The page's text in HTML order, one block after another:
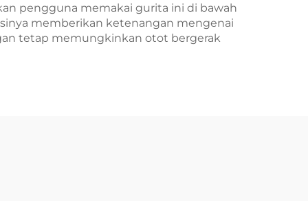
pengguna memakai gurita ini di bawah
memberikan ketenangan mengenai
tetap memungkinkan otot bergerak